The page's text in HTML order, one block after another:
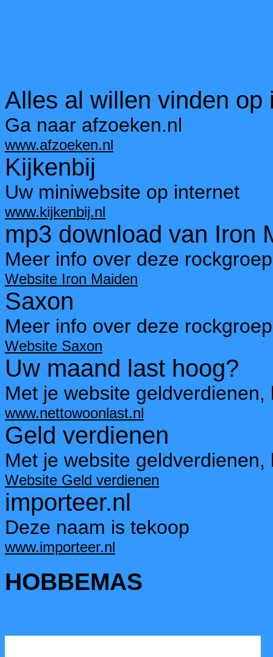
Alles al willen vinden op
Ga naar afzoeken.nl
www.afzoeken.nl
Kijkenbij
Uw miniwebsite op internet
www.kijkenbij.nl
mp3 download van Iron
Meer info over deze
Website Iron Maiden
Saxon
Meer info over deze
Website Saxon
Uw maand last hoog?
Met je website geldverdienen,
www.nettowoonlast.nl
Geld verdienen
Met je website geldverdienen,
Website Geld verdienen
importeer.nl
Deze naam is tekoop
www.importeer.nl
HOBBEMAS